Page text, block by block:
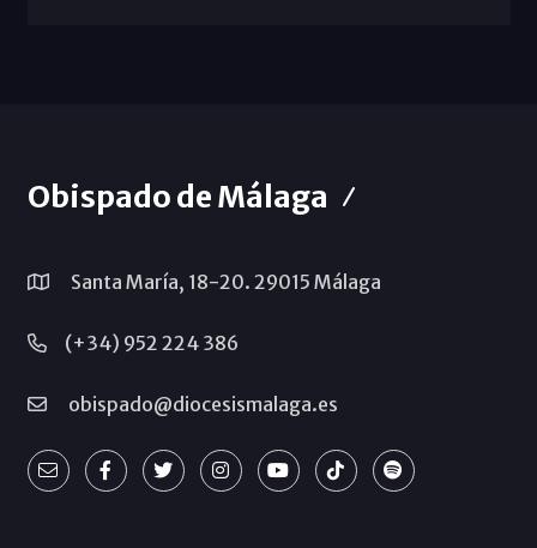
Obispado de Málaga
Santa María, 18-20. 29015 Málaga
(+34) 952 224 386
obispado@diocesismalaga.es